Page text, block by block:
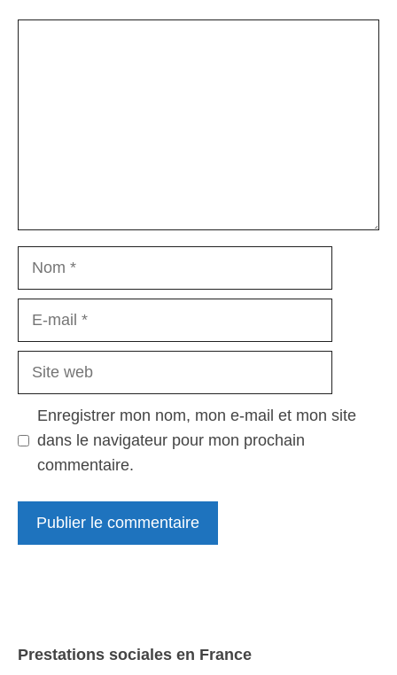
Nom
Site
Enregistrer mon nom, mon e-mail et mon site
dans le navigateur pour mon prochain
commentaire.
Prestations sociales en France